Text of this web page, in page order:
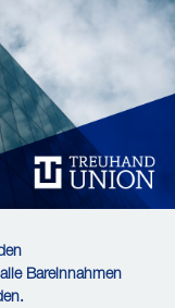
Bareinnahmen